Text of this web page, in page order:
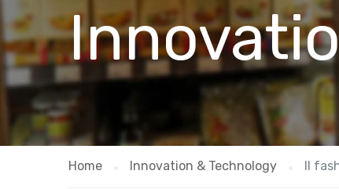
Home Innovation & Technology Il